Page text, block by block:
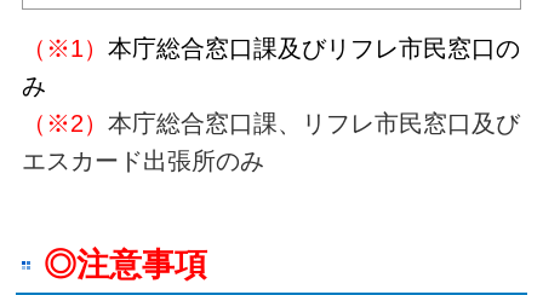
（※1） 本庁総合窓口課及びリフレ市民窓口の
み
（※2） 本庁総合窓口課、リフレ市民窓口及び
エスカード出張所のみ
◎注意事項